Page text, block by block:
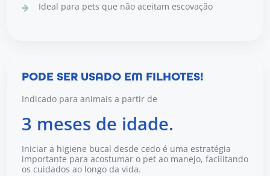
Ideal para pets que não aceitam escovação
PODE SER USADO EM FILHOTES!
Indicado para animais a partir de
3 meses de idade.
Iniciar a higiene bucal desde cedo é uma estratégia
importante para acostumar o pet ao manejo, facilitando
os cuidados ao longo da vida.